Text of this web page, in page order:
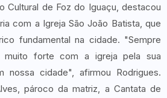
Cultural de Foz do Iguaçu, destacou
com a Igreja São João Batista, que
fundamental na cidade. "Sempre
muito forte com a igreja pela sua
nossa cidade", afirmou Rodrigues.
pároco da matriz, a Cantata de